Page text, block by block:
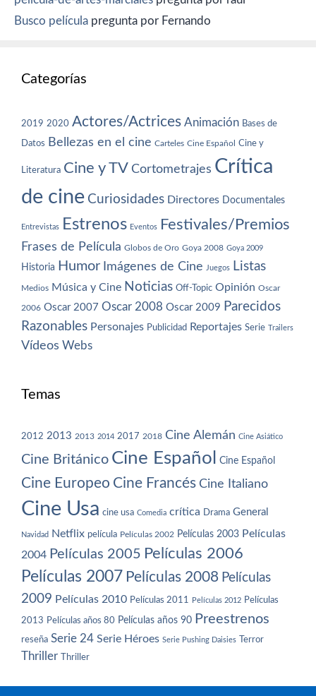
Busco película pregunta por Fernando
Categorías
2019 2020 Actores/Actrices Animación Bases de
Datos Bellezas en el cine Carteles Cine Español Cine y
Literatura Cine y TV Cortometrajes Crítica
de cine Curiosidades Directores Documentales
Entrevistas Estrenos Eventos Festivales/Premios
Frases de Película Globos de Oro Goya 2008 Goya 2009
Historia Humor Imágenes de Cine Juegos Listas
Medios Música y Cine Noticias Off-Topic Opinión Oscar
2006 Oscar 2007 Oscar 2008 Oscar 2009 Parecidos
Razonables Personajes Publicidad Reportajes Serie Trailers
Vídeos Webs
Temas
2012 2013 2013 2014 2017 2018 Cine Alemán Cine Asiático
Cine Británico Cine Español Cine Español
Cine Europeo Cine Francés Cine Italiano
Cine Usa cine usa Comedia crítica Drama General
Navidad Netflix película Películas 2002 Películas 2003 Películas
2004 Películas 2005 Películas 2006
Películas 2007 Películas 2008 Películas
2009 Películas 2010 Películas 2011 Películas 2012 Películas
2013 Películas años 80 Películas años 90 Preestrenos
reseña Serie 24 Serie Héroes Serie Pushing Daisies Terror
Thriller Thriller